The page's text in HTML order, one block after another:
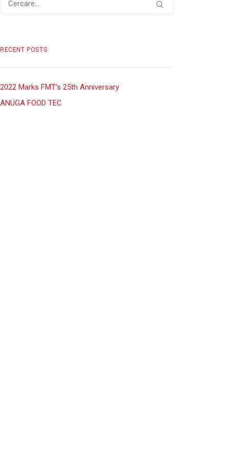
RECENT POSTS
2022 Marks FMT’s 25th Anniversary
ANUGA FOOD TEC